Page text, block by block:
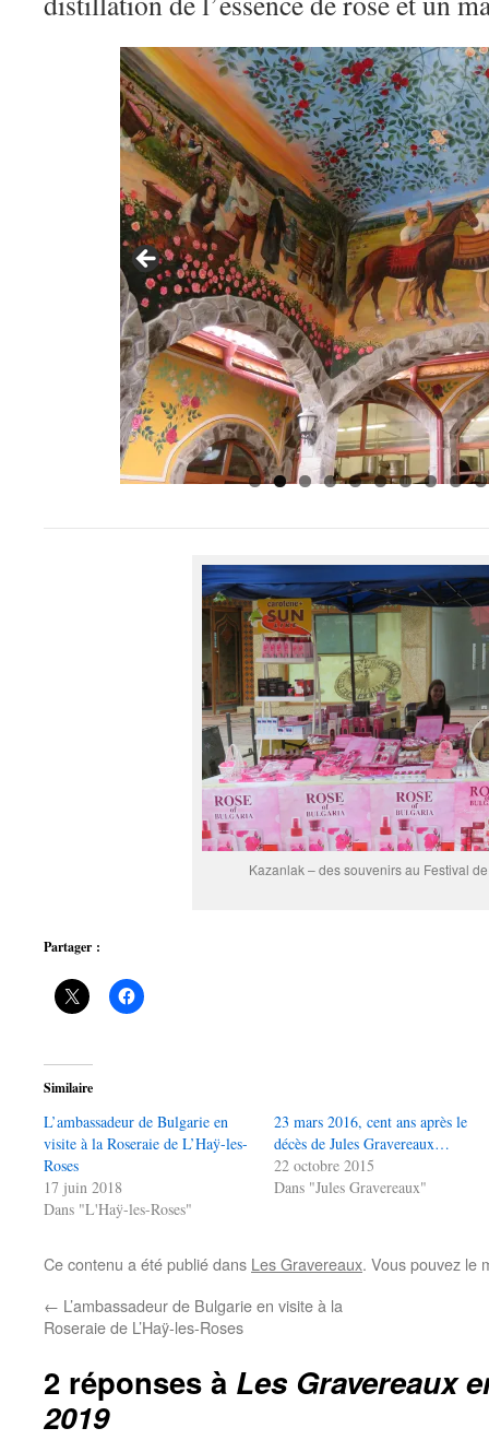
Kazanlak – des souvenirs au Festival
Partager :
Similaire
L’ambassadeur de Bulgarie en
visite à la Roseraie de L’Haÿ-les-
Roses
17 juin 2018
Dans "L'Haÿ-les-Roses"
23 mars 2016, cent ans après le
décès de Jules Gravereaux…
22 octobre 2015
Dans "Jules Gravereaux"
Ce contenu a été publié dans Les Gravereaux. Vous pouvez le
← L’ambassadeur de Bulgarie en visite à la
Roseraie de L’Haÿ-les-Roses
2 réponses à Les Gravereaux
2019